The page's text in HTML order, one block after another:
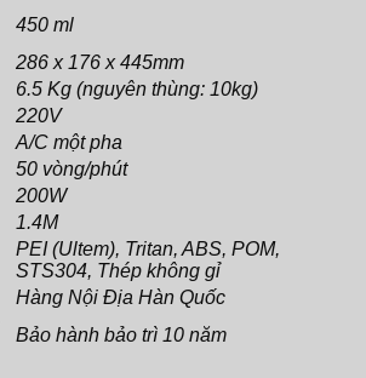
450 ml
286 x 176 x 445mm
6.5 Kg (nguyên thùng: 10kg)
220V
A/C một pha
50 vòng/phút
200W
1.4M
PEI (Ultem), Tritan, ABS, POM,
STS304, Thép không gỉ
Hàng Nội Địa Hàn Quốc
Bảo hành bảo trì 10 năm